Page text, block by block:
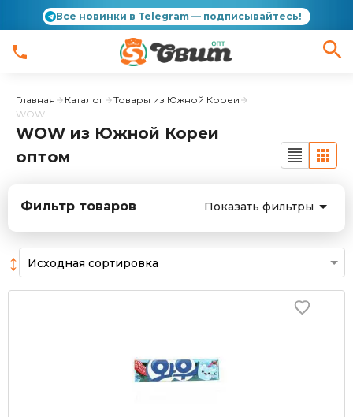
Все новинки в Telegram — подписывайтесь!
Главная Каталог
Товары из Южной Кореи
WOW
WOW из Южной Кореи
оптом
Фильтр товаров Показать фильтры
↕